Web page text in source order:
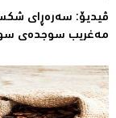
ڤیدیۆ: سەرەڕای
مەغریب سوجدەى